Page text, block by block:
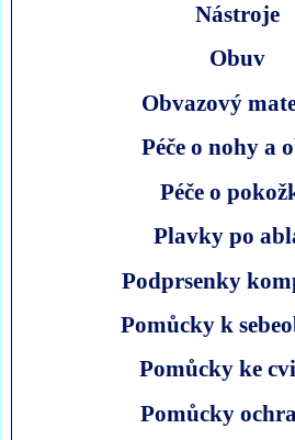
Nástroje
Obuv
Obvazový
Péče o nohy a
Péče o
Plavky po
Podprsenky
Pomůcky k
Pomůcky ke
Pomůcky